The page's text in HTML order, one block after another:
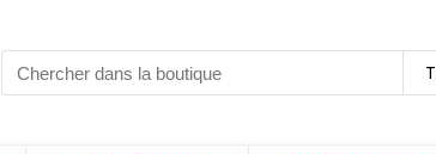
Search
for: